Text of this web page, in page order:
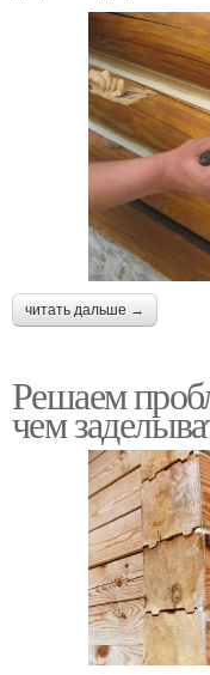
читать дальше →
Решаем
чем